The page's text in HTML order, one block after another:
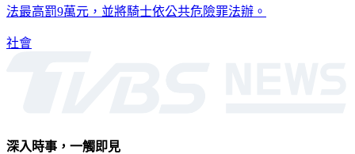
法最高罰9萬元，並將騎士依公共危險罪法辦。
社會
深入時事，一觸即見